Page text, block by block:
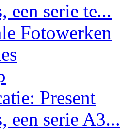
een serie te...
Fotowerken
Present
een serie A3...